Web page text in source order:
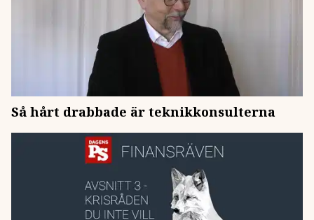
Så hårt drabbade är teknikkonsulterna